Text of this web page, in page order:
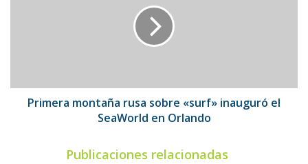
en
Orlando
Primera montaña rusa sobre «surf» inauguró el
SeaWorld en Orlando
Publicaciones relacionadas